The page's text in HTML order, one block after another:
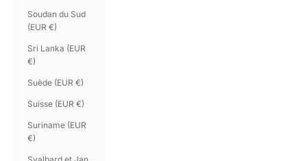
Soudan du Sud
(EUR €)
Sri Lanka (EUR
€)
Suède (EUR €)
Suisse (EUR €)
Suriname (EUR
€)